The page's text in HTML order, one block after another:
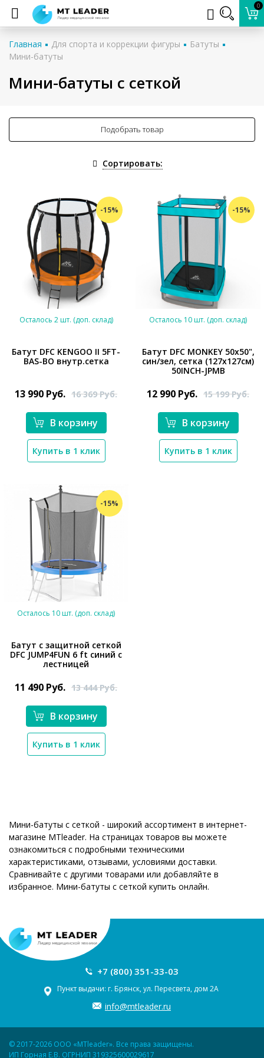
0
Главная Для спорта и коррекции фигуры
Батуты
Мини-батуты
Мини-батуты с сеткой
Подобрать товар
Сортировать:
-15%
Осталось 2 шт. (доп. склад)
Батут DFC KENGOO II 5FT-
BAS-BO внутр.сетка
13 990 Руб. 16 369Руб.
В корзину
Купить в 1 клик
-15%
*}
Осталось 10 шт. (доп. склад)
Батут DFC MONKEY 50х50",
син/зел, сетка (127х127см)
50INCH-JPMB
12 990 Руб. 15 199Руб.
В корзину
Купить в 1 клик
-15%
*}
Осталось 10 шт. (доп. склад)
Батут с защитной сеткой
DFC JUMP4FUN 6 ft синий с
лестницей
11 490 Руб. 13 444Руб.
В корзину
Купить в 1 клик
Мини-батуты с сеткой - широкий ассортимент в интернет-
магазине MTleader. На страницах товаров вы можете
ознакомиться с подробными техническими
характеристиками, отзывами, условиями доставки.
Сравнивайте с другими товарами или добавляйте в
избранное. Мини-батуты с сеткой купить онлайн.
+7 (800) 351-33-03
Пункт выдачи: г. Брянск, ул. Пересвета, дом 2А
info@mtleader.ru
© 2017-2026 ООО «MTleader». Все права защищены.
ИП Горная Е.В. ОГРНИП 319325600029617